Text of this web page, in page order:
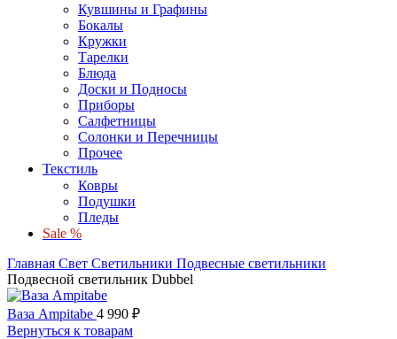
Кувшины и Графины
Бокалы
Кружки
Тарелки
Блюда
Доски и Подносы
Приборы
Салфетницы
Солонки и Перечницы
Прочее
Текстиль
Ковры
Подушки
Пледы
Sale %
Главная Свет Светильники Подвесные светильники
Подвесной светильник Dubbel
Ваза Ampitabe 4 990 ₽
Вернуться к товарам